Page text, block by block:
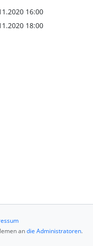
16:00
18:00
andie Administratoren.